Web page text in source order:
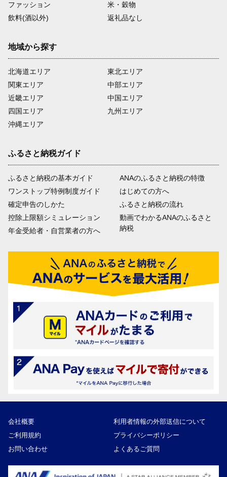
ファッション
米・穀物
飲料(酒以外)
返礼品なし
地域から探す
北海道エリア
関東エリア
近畿エリア
四国エリア
沖縄エリア
東北エリア
中部エリア
中国エリア
九州エリア
ふるさと納税ガイド
ふるさと納税の基本ガイド
ワンストップ特例制度ガイド
確定申告のしかた
控除上限額シミュレーション
年金受給者・自営業者の方へ
ANAのふるさと納税の特徴
はじめての方へ
ふるさと納税の流れ
動画でわかるANAのふるさと
納税
会社概要
利用者情報の外部送信について
ご利用規約
プライバシーポリシー
お問い合わせ
よくあるご質問